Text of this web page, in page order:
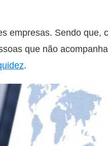
empresas. Sendo que,
que não
.